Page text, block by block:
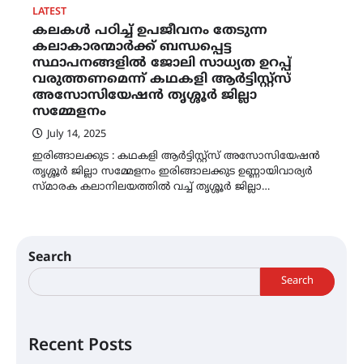
LATEST
കലകൾ പഠിച്ച് ഉപജീവനം തേടുന്ന
കലാകാരന്മാർക്ക് ബന്ധപ്പെട്ട
സ്ഥാപനങ്ങളിൽ ജോലി സാധ്യത ഉറപ്പ്
വരുത്തണമെന്ന് കഥകളി ആർട്ടിസ്റ്റ്സ്
അസോസിയേഷൻ തൃശ്ശൂർ ജില്ലാ
സമ്മേളനം
July 14, 2025
ഇരിങ്ങാലക്കുട : കഥകളി ആർട്ടിസ്റ്റ്സ് അസോസിയേഷൻ
തൃശ്ശൂർ ജില്ലാ സമ്മേളനം ഇരിങ്ങാലക്കുട ഉണ്ണായിവാര്യർ
സ്മാരക കലാനിലയത്തിൽ വച്ച് തൃശ്ശൂർ ജില്ലാ…
Search
Search
Recent Posts